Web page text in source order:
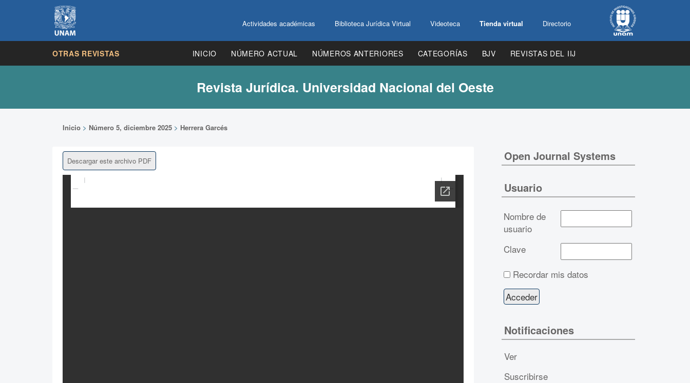
Actividades académicas Biblioteca Jurídica Virtual Videoteca Tienda virtual Directorio
OTRAS REVISTAS INICIO NÚMERO ACTUAL NÚMEROS ANTERIORES CATEGORÍAS BJV REVISTAS DEL IIJ
Revista Jurídica. Universidad Nacional del Oeste
Inicio > Número 5, diciembre 2025 > Herrera Garcés
Descargar este archivo PDF Open Journal Systems
Usuario
Nombre de
usuario
Clave
Recordar mis datos
Notificaciones
Ver
Suscribirse